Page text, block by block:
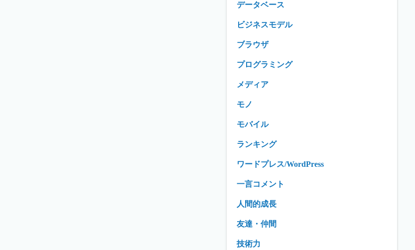
データベース
ビジネスモデル
ブラウザ
プログラミング
メディア
モノ
モバイル
ランキング
ワードプレス/WordPress
一言コメント
人間的成長
友達・仲間
技術力